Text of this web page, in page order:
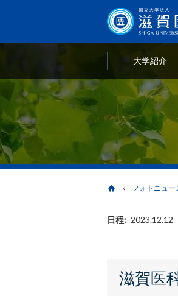
大学紹介
く
home フォトニュー
日程 2023.12.12
滋賀医